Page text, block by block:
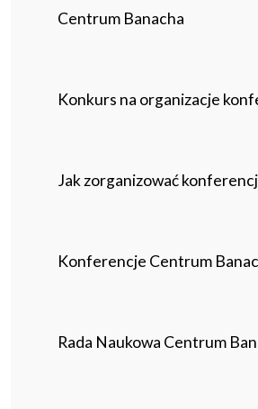
Centrum Banacha
Konkurs na organizacje
Jak zorganizować
Konferencje Centrum
Rada Naukowa Centrum